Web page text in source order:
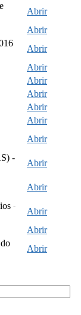
Abrir
Abrir
Abrir
Abrir
Abrir
Abrir
Abrir
Abrir
Abrir
-
Abrir
Abrir
-
Abrir
Abrir
Abrir